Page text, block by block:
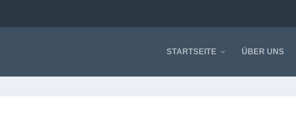
STARTSEITE ÜBER UNS